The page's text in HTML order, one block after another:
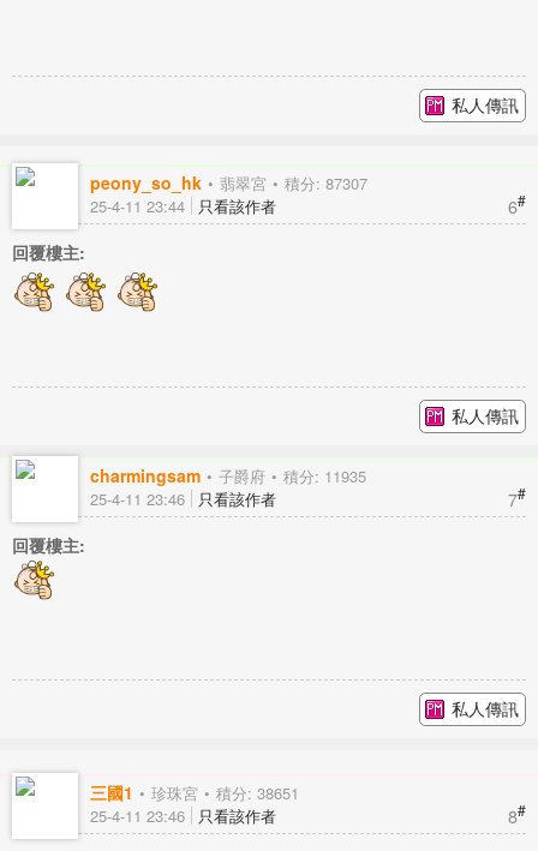
私人傳訊
peony_so_hk 翡翠宮 積分: 87307
6#
25-4-11 23:44 只看該作者
回覆樓主:
私人傳訊
charmingsam 子爵府 積分: 11935
7#
25-4-11 23:46 只看該作者
回覆樓主:
私人傳訊
三國1 珍珠宮 積分: 38651
8#
25-4-11 23:46 只看該作者